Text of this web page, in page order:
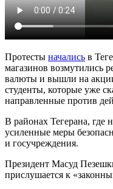
Протесты начались в
магазинов возмутились
валюты и вышли на
студенты, которые уже
направленные против
В районах Тегерана, где
усиленные меры
и госучреждения.
Президент Масуд
прислушается к